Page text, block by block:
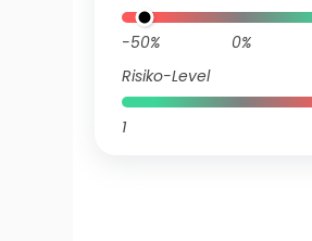
-50% 0%
Risiko-Level
1